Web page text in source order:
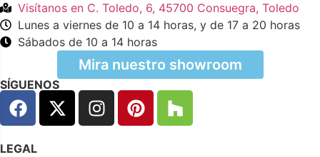
Visítanos en C. Toledo, 6, 45700 Consuegra, Toledo
Lunes a viernes de 10 a 14 horas, y de 17 a 20 horas
Sábados de 10 a 14 horas
Mira nuestro showroom
SÍGUENOS
LEGAL